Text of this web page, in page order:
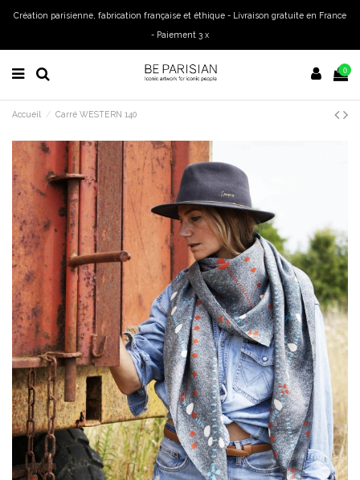
Création parisienne, fabrication française et éthique - Livraison gratuite en France
- Paiement 3 x
0
Accueil Carré WESTERN 140